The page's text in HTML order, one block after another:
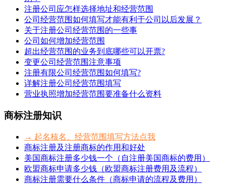
注册公司应怎样选择地址和经营范围
公司经营范围如何填写才能有利于公司以后发展？
关于注册公司经营范围的一些事
公司如何增加经营范围
超出经营范围的业务到底哪些可以开票?
变更公司经营范围注意事项
注册有限公司经营范围如何填写?
详解注册公司经营范围填写
营业执照增加经营范围要准备什么资料
商标注册知识
→ 起名核名、经营范围填写方法点我
商标注册及注册商标的作用和好处
美国商标注册多少钱一个（自注册美国商标的费用）
欧盟商标申请多少钱（欧盟商标注册费用及流程）
商标注册需要什么条件（商标申请的流程及费用）